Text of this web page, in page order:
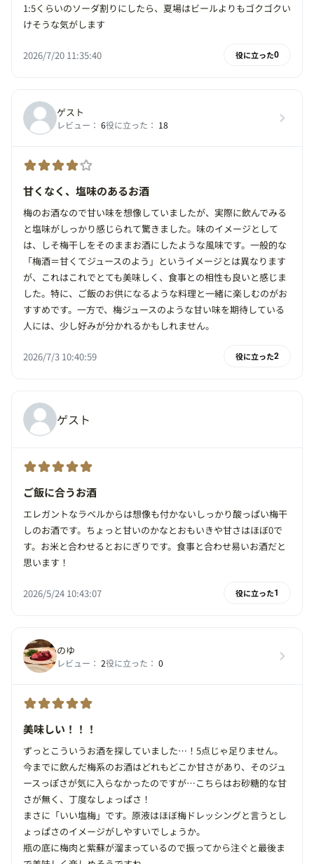
1:5くらいのソーダ割りにしたら、夏場はビールよりもゴクゴクい
けそうな気がします
2026/7/20 11:35:40 役に立った0
ゲスト
レビュー： 6役に立った： 18
甘くなく、塩味のあるお酒
梅のお酒なので甘い味を想像していましたが、実際に飲んでみる
と塩味がしっかり感じられて驚きました。味のイメージとして
は、しそ梅干しをそのままお酒にしたような風味です。一般的な
「梅酒＝甘くてジュースのよう」というイメージとは異なります
が、これはこれでとても美味しく、食事との相性も良いと感じま
した。特に、ご飯のお供になるような料理と一緒に楽しむのがお
すすめです。一方で、梅ジュースのような甘い味を期待している
人には、少し好みが分かれるかもしれません。
2026/7/3 10:40:59 役に立った2
ゲスト
ご飯に合うお酒
エレガントなラベルからは想像も付かないしっかり酸っぱい梅干
しのお酒です。ちょっと甘いのかなとおもいきや甘さはほぼ0で
す。お米と合わせるとおにぎりです。食事と合わせ易いお酒だと
思います！
2026/5/24 10:43:07 役に立った1
のゆ
レビュー： 2役に立った： 0
美味しい！！！
ずっとこういうお酒を探していました…！5点じゃ足りません。
今までに飲んだ梅系のお酒はどれもどこか甘さがあり、そのジュ
ースっぽさが気に入らなかったのですが…こちらはお砂糖的な甘
さが無く、丁度なしょっぱさ！
まさに「いい塩梅」です。原液はほぼ梅ドレッシングと言うとし
ょっぱさのイメージがしやすいでしょうか。
瓶の底に梅肉と紫蘇が溜まっているので振ってから注ぐと最後ま